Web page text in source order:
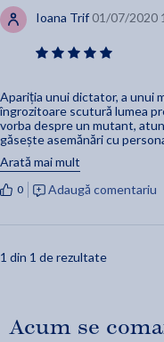
Ioana Trif 01/07/2020
Apariția unui dictator, a unui
îngrozitoare scutură lumea
vorba despre un mutant,
găsește asemănări cu
de putere, de control,
este foarte cunoscut
Arată mai mult
0 Adaugă comentariu
1 din 1 de rezultate
Acum se